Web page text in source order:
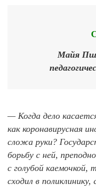
Майя
— Когда дело
как коронавирусная
сложа руки?
борьбу с ней,
с голубой
сходил в